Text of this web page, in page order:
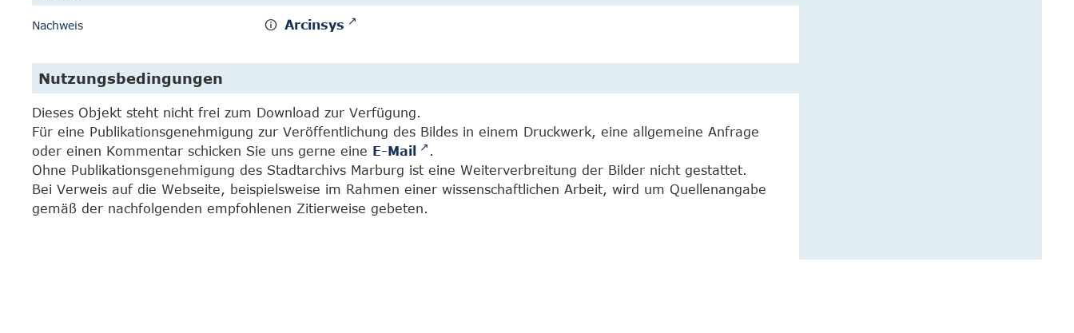
Nachweis Arcinsys
Nutzungsbedingungen
Dieses Objekt steht nicht frei zum Download zur Verfügung.
Für eine Publikationsgenehmigung zur Veröffentlichung des Bildes in einem Druckwerk, eine allgemeine Anfrage
oder einen Kommentar schicken Sie uns gerne eine E-Mail
.
Ohne Publikationsgenehmigung des Stadtarchivs Marburg ist eine Weiterverbreitung der Bilder nicht gestattet.
Bei Verweis auf die Webseite, beispielsweise im Rahmen einer wissenschaftlichen Arbeit, wird um Quellenangabe
gemäß der nachfolgenden empfohlenen Zitierweise gebeten.